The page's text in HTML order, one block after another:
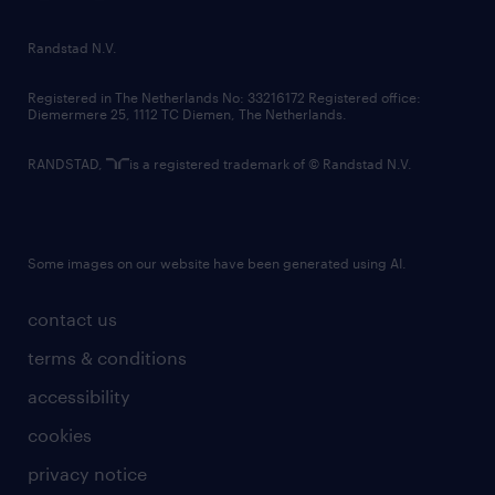
randstad innovation fund
country websites
contact us
terms & conditions
accessibility
cookies
privacy notice
Randstad N.V.
Registered in The Netherlands No: 33216172 Registered office:
Diemermere 25, 1112 TC Diemen, The Netherlands.
RANDSTAD, is a registered trademark of © Randstad N.V.
Some images on our website have been generated using AI.